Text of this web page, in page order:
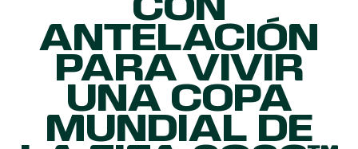
CON
ANTELACIÓN
PARA VIVIR
UNA COPA
MUNDIAL DE